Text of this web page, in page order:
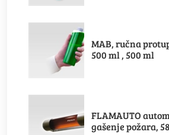
MAB, ručna
500 ml , 500 ml
FLAMAUTO
gašenje požara,